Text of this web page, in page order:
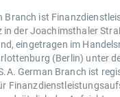
Branch ist
in der Joachimsthaler
eingetragen im
(Berlin) unter
German Branch ist